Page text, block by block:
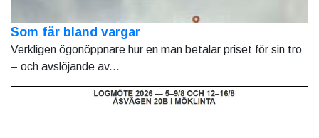
Som får bland vargar
Verkligen ögonöppnare hur en man betalar priset för sin tro
– och avslöjande av...